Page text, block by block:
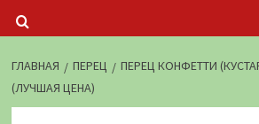
ГЛАВНАЯ ПЕРЕЦ
ПЕРЕЦ КОНФЕТТИ
(ЛУЧШАЯ ЦЕНА)